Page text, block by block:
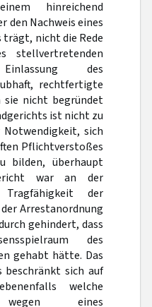
hinreichend
den Nachweis eines
nicht die Rede
stellvertretenden
des
rechtfertigte
sie nicht begründet
ist nicht zu
sich
Pflichtverstoßes
bilden, überhaupt
war an der
der
Arrestanordnung
gehindert, dass
des
gehabt hätte. Das
beschränkt sich auf
welche
wegen eines